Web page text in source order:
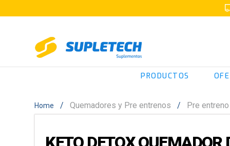
PRODUCTOS
Quemadores y Pre entrenos Pre entreno